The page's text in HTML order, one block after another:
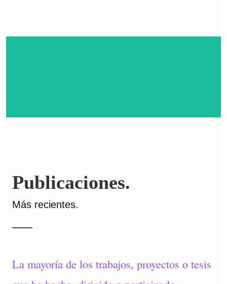
Publicaciones.
Más recientes.
La mayoría de los trabajos, proyectos o tesis